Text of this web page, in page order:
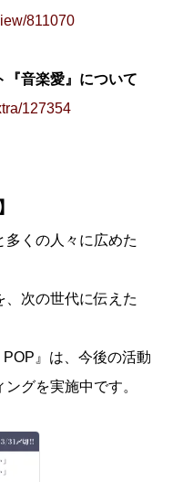
811070
音楽愛』について
127354
多くの人々に広めた
、次の世代に伝えた
』は、今後の活動
グを実施中です。